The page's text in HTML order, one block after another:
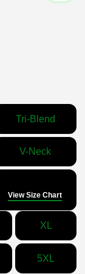
Tri-Blend
V-Neck
View Size Chart
XL
5XL